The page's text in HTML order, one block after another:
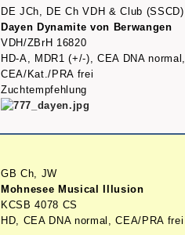
DE JCh, DE Ch VDH & Club (SSCD)
Dayen Dynamite von Berwangen
VDH/ZBrH 16820
HD-A, MDR1 (+/-), CEA DNA normal,
CEA/Kat./PRA frei
Zuchtempfehlung
GB Ch, JW
Mohnesee Musical Illusion
KCSB 4078 CS
HD, CEA DNA normal, CEA/PRA frei